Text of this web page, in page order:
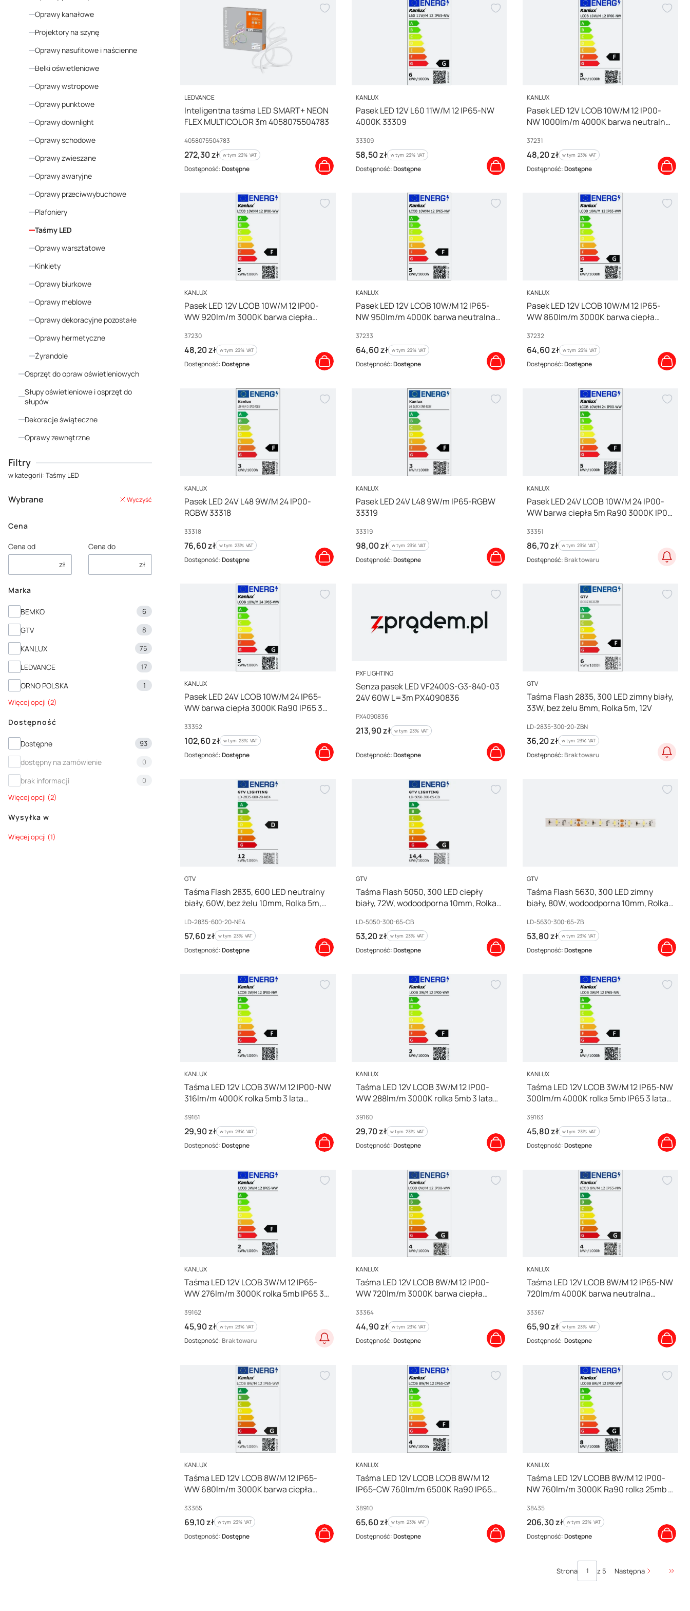
Oprawy kanałowe
Projektory na szynę
Oprawy nasufitowe i naścienne
Belki oświetleniowe
Oprawy wstropowe
Oprawy punktowe
Oprawy downlight
Oprawy schodowe
Oprawy zwieszane
Oprawy awaryjne
Oprawy przeciwwybuchowe
Plafoniery
Taśmy LED
Oprawy warsztatowe
Kinkiety
Oprawy biurkowe
Oprawy meblowe
Oprawy dekoracyjne pozostałe
Oprawy hermetyczne
Żyrandole
Osprzęt do opraw oświetleniowych
Słupy oświetleniowe i osprzęt do
słupów
Dekoracje świąteczne
Oprawy zewnętrzne
Filtry
w kategorii: Taśmy LED
Wybrane Wyczyść
Cena
Cena od
zł
Cena do
zł
Marka
MarkaBEMKO 6
GTV 8
KANLUX 75
LEDVANCE 17
ORNO POLSKA
1
Więcej opcji (2)
Dostępność
Dostępność
Dostępne 93
dostępny na zamówienie 0
brak informacji
0
Więcej opcji (2)
Wysyłka w
Wysyłka w
Więcej opcji (1)
PRODUCENT
LEDVANCE
Inteligentna taśma LED SMART+ NEON
FLEX MULTICOLOR 3m 4058075504783
Kod producenta
4058075504783
Cena brutto
272,30 zł w tym %s VAT
w tym 23% VAT
Dostępność:Dostępne
PRODUCENT
KANLUX
Pasek LED 12V L60 11W/M 12 IP65-NW
4000K 33309
Kod producenta
33309
Cena brutto
58,50 zł w tym %s VAT
w tym 23% VAT
Dostępność:Dostępne
PRODUCENT
KANLUX
Pasek LED 12V LCOB 10W/M 12 IP00-
NW 1000lm/m 4000K barwa neutralna
Kod producenta
37231
Cena brutto
48,20 zł w tym %s VAT
w tym 23% VAT
Dostępność:Dostępne
PRODUCENT
KANLUX
Pasek LED 12V LCOB 10W/M 12 IP00-
WW 920lm/m 3000K barwa ciepła
Kod producenta
37230
Cena brutto
48,20 zł w tym %s VAT
w tym 23% VAT
Dostępność:Dostępne
PRODUCENT
KANLUX
Pasek LED 12V LCOB 10W/M 12 IP65-
NW 950lm/m 4000K barwa neutralna
Kod producenta
37233
Cena brutto
64,60 zł w tym %s VAT
w tym 23% VAT
Dostępność:Dostępne
PRODUCENT
KANLUX
Pasek LED 12V LCOB 10W/M 12 IP65-
WW 860lm/m 3000K barwa ciepła
Kod producenta
37232
Cena brutto
64,60 zł w tym %s VAT
w tym 23% VAT
Dostępność:Dostępne
PRODUCENT
KANLUX
Pasek LED 24V L48 9W/M 24 IP00-
RGBW 33318
Kod producenta
33318
Cena brutto
76,60 zł w tym %s VAT
w tym 23% VAT
Dostępność:Dostępne
PRODUCENT
KANLUX
Pasek LED 24V L48 9W/m IP65-RGBW
33319
Kod producenta
33319
Cena brutto
98,00 zł w tym %s VAT
w tym 23% VAT
Dostępność:Dostępne
PRODUCENT
KANLUX
Pasek LED 24V LCOB 10W/M 24 IP00-
WW barwa ciepła 5m Ra90 3000K IP00
Kod producenta
33351
Cena brutto
86,70 zł w tym %s VAT
w tym 23% VAT
Dostępność: Brak towaru
PRODUCENT
KANLUX
Pasek LED 24V LCOB 10W/M 24 IP65-
WW barwa ciepła 3000K Ra90 IP65 3
Kod producenta
33352
Cena brutto
102,60 zł w tym %s VAT
w tym 23% VAT
Dostępność:Dostępne
PRODUCENT
PXF LIGHTING
Senza pasek LED VF2400S-G3-840-03
24V 60W L=3m PX4090836
Kod producenta
PX4090836
Cena brutto
213,90 zł w tym %s VAT
w tym 23% VAT
Dostępność:Dostępne
PRODUCENT
GTV
Taśma Flash 2835, 300 LED zimny biały,
33W, bez żelu 8mm, Rolka 5m, 12V
Kod producenta
LD-2835-300-20-ZBN
Cena brutto
36,20 zł w tym %s VAT
w tym 23% VAT
Dostępność: Brak towaru
PRODUCENT
GTV
Taśma Flash 2835, 600 LED neutralny
biały, 60W, bez żelu 10mm, Rolka 5m,
Kod producenta
LD-2835-600-20-NE4
Cena brutto
57,60 zł w tym %s VAT
w tym 23% VAT
Dostępność:Dostępne
PRODUCENT
GTV
Taśma Flash 5050, 300 LED ciepły
biały, 72W, wodoodporna 10mm, Rolka
Kod producenta
LD-5050-300-65-CB
Cena brutto
53,20 zł w tym %s VAT
w tym 23% VAT
Dostępność:Dostępne
PRODUCENT
GTV
Taśma Flash 5630, 300 LED zimny
biały, 80W, wodoodporna 10mm, Rolka
Kod producenta
LD-5630-300-65-ZB
Cena brutto
53,80 zł w tym %s VAT
w tym 23% VAT
Dostępność:Dostępne
PRODUCENT
KANLUX
Taśma LED 12V LCOB 3W/M 12 IP00-NW
316lm/m 4000K rolka 5mb 3 lata
Kod producenta
39161
Cena brutto
29,90 zł w tym %s VAT
w tym 23% VAT
Dostępność:Dostępne
PRODUCENT
KANLUX
Taśma LED 12V LCOB 3W/M 12 IP00-
WW 288lm/m 3000K rolka 5mb 3 lata
Kod producenta
39160
Cena brutto
29,70 zł w tym %s VAT
w tym 23% VAT
Dostępność:Dostępne
PRODUCENT
KANLUX
Taśma LED 12V LCOB 3W/M 12 IP65-NW
300lm/m 4000K rolka 5mb IP65 3 lata
Kod producenta
39163
Cena brutto
45,80 zł w tym %s VAT
w tym 23% VAT
Dostępność:Dostępne
PRODUCENT
KANLUX
Taśma LED 12V LCOB 3W/M 12 IP65-
WW 276lm/m 3000K rolka 5mb IP65 3
Kod producenta
39162
Cena brutto
45,90 zł w tym %s VAT
w tym 23% VAT
Dostępność: Brak towaru
PRODUCENT
KANLUX
Taśma LED 12V LCOB 8W/M 12 IP00-
WW 720lm/m 3000K barwa ciepła
Kod producenta
33364
Cena brutto
44,90 zł w tym %s VAT
w tym 23% VAT
Dostępność:Dostępne
PRODUCENT
KANLUX
Taśma LED 12V LCOB 8W/M 12 IP65-NW
720lm/m 4000K barwa neutralna
Kod producenta
33367
Cena brutto
65,90 zł w tym %s VAT
w tym 23% VAT
Dostępność:Dostępne
PRODUCENT
KANLUX
Taśma LED 12V LCOB 8W/M 12 IP65-
WW 680lm/m 3000K barwa ciepła
Kod producenta
33365
Cena brutto
69,10 zł w tym %s VAT
w tym 23% VAT
Dostępność:Dostępne
PRODUCENT
KANLUX
Taśma LED 12V LCOB LCOB 8W/M 12
IP65-CW 760lm/m 6500K Ra90 IP65
Kod producenta
38910
Cena brutto
65,60 zł w tym %s VAT
w tym 23% VAT
Dostępność:Dostępne
PRODUCENT
KANLUX
Taśma LED 12V LCOBB 8W/M 12 IP00-
NW 760lm/m 3000K Ra90 rolka 25mb 3
Kod producenta
38435
Cena brutto
206,30 zł w tym %s VAT
w tym 23% VAT
Dostępność:Dostępne
Strona z 5 Następna